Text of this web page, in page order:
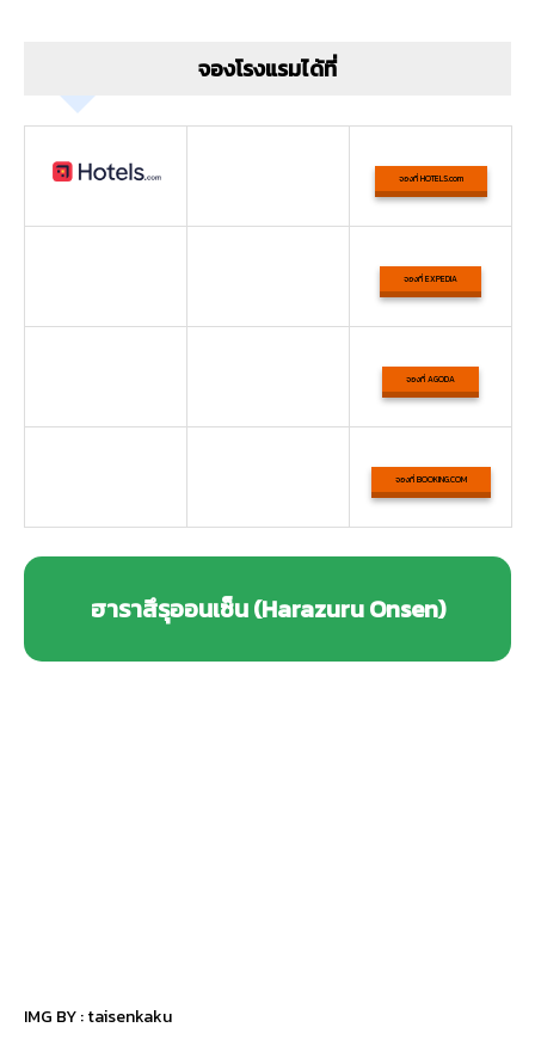
จองโรงแรมได้ที่
จองที่ HOTELS.com
จองที่ EXPEDIA
จองที่ AGODA
จองที่ BOOKING.COM
ฮาราสึรุออนเซ็น (Harazuru Onsen)
IMG BY :taisenkaku